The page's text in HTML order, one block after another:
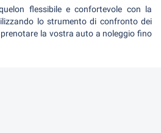
flessibile e confortevole con la
lo strumento di confronto dei
prenotare la vostra auto a noleggio fino